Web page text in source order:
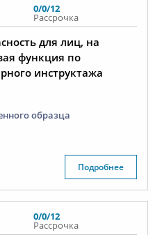
0/0/12
Рассрочка
для лиц, на
функция по
инструктажа
образца
Подробнее
0/0/12
Рассрочка